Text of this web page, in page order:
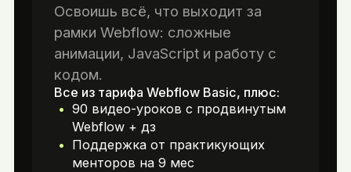
Освоишь всё, что выходит за
рамки Webflow: сложные
анимации, JavaScript и работу с
кодом.
Все из тарифа Webflow Basic, плюс:
90 видео-уроков с продвинутым
Webflow + дз
Поддержка от практикующих
менторов на 9 мес